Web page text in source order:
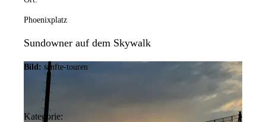
Phoenixplatz
Sundowner auf dem Skywalk
Bild: sanfte-touren
Kategorie: